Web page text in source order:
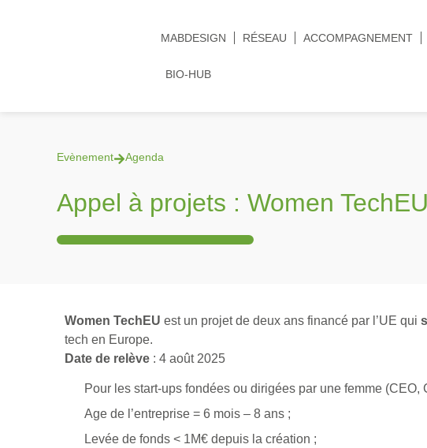
MABDESIGN RÉSEAU ACCOMPAGNEMENT
BIO-HUB
Evènement Agenda
Appel à projets : Women TechEU
Women TechEU est un projet de deux ans financé par l’UE qui
tech en Europe.
Date de relève : 4 août 2025
Pour les start-ups fondées ou dirigées par une femme (CEO,
Age de l’entreprise = 6 mois – 8 ans ;
Levée de fonds < 1M€ depuis la création ;